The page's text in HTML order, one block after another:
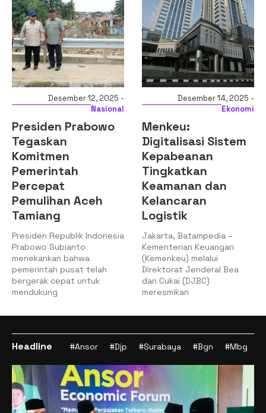
Desember 12, 2025 -
Nasional
Presiden Prabowo
Tegaskan
Komitmen
Pemerintah
Percepat
Pemulihan Aceh
Tamiang
Presiden Republik Indonesia
Prabowo Subianto
menekankan bahwa
pemerintah pusat telah
bergerak cepat untuk
mendukung
Desember 14, 2025 -
Ekonomi
Menkeu:
Digitalisasi Sistem
Kepabeanan
Tingkatkan
Keamanan dan
Kelancaran
Logistik
Jakarta, Batampedia –
Kementerian Keuangan
(Kemenkeu) melalui
Direktorat Jenderal Bea
dan Cukai (DJBC)
meresmikan
Headline #Ansor #Djp #Surabaya #Bgn #Mbg